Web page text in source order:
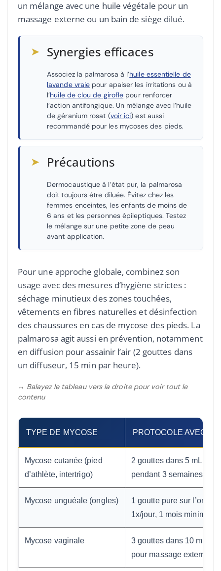
un mélange avec une huile végétale pour un
massage externe ou un bain de siège dilué.
➤ Synergies efficaces
Associez la palmarosa à l’huile essentielle de
lavande vraie pour apaiser les irritations ou à
l’huile de clou de girofle pour renforcer
l’action antifongique. Un mélange avec l’huile
de géranium rosat (voir ici) est aussi
recommandé pour les mycoses des pieds.
➤ Précautions
Dermocaustique à l’état pur, la palmarosa
doit toujours être diluée. Évitez chez les
femmes enceintes, les enfants de moins de
6 ans et les personnes épileptiques. Testez
le mélange sur une petite zone de peau
avant application.
Pour une approche globale, combinez son
usage avec des mesures d’hygiène strictes :
séchage minutieux des zones touchées,
vêtements en fibres naturelles et désinfection
des chaussures en cas de mycose des pieds. La
palmarosa agit aussi en prévention, notamment
en diffusion pour assainir l’air (2 gouttes dans
un diffuseur, 15 min par heure).
↔ Balayez le tableau vers la droite pour voir tout le
contenu
TYPE DE MYCOSE PROTOCOLE AVEC
Mycose cutanée (pied
d’athlète, intertrigo)
2 gouttes dans 5 mL
pendant 3 semaines
Mycose unguéale (ongles)
1 goutte pure sur l’ongle
1x/jour, 1 mois minimum
Mycose vaginale
3 gouttes dans 10 mL
pour massage externe,